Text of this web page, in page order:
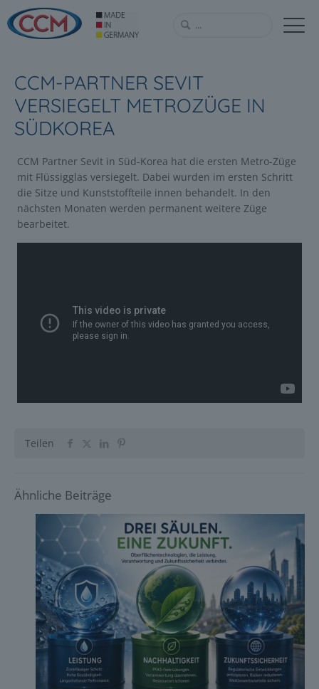
CCM-PARTNER SEVIT
VERSIEGELT METROZÜGE IN
SÜDKOREA
CCM Partner Sevit in Süd-Korea hat die ersten Metro-Züge
mit Flüssigglas versiegelt. Dabei wurden im ersten Schritt
die Sitze und Kunststoffteile innen behandelt. In den
nächsten Monaten werden permanent weitere Züge
bearbeitet.
Teilen
Ähnliche Beiträge